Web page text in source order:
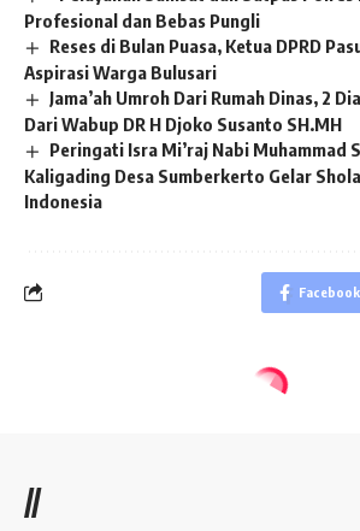
Profesional dan Bebas Pungli
Reses di Bulan Puasa, Ketua DPRD
Aspirasi Warga Bulusari
Jama’ah Umroh Dari Rumah Dinas, 2
Dari Wabup DR H Djoko Susanto SH.MH
Peringati Isra Mi’raj Nabi Muhammad
Kaligading Desa Sumberkerto Gelar
Indonesia
Facebook
//